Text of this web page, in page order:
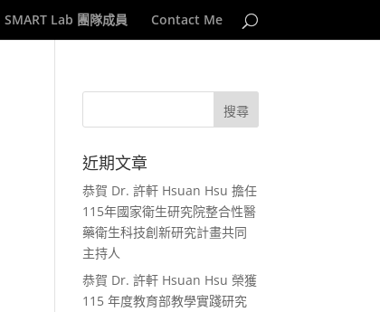
SMART Lab 團隊成員 Contact Me
近期文章
恭賀 Dr. 許軒 Hsuan Hsu 擔任
115年國家衛生研究院整合性醫
藥衛生科技創新研究計畫共同
主持人
恭賀 Dr. 許軒 Hsuan Hsu 榮獲
115 年度教育部教學實踐研究